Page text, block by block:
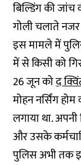
बिल्डिंग की
गोली चलाते
इस मामले में
में से किसी को
26 जून कोद
मोहन नर्सिंग
लगाया था.
और उसके
पुलिस अभी तक